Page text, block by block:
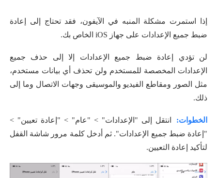
إذا استمرت مشكلة المنبه في الآيفون، فقد تحتاج إلى إعادة
ضبط جميع الإعدادات على جهاز iOS الخاص بك.
لن تؤدي إعادة ضبط جميع الإعدادات إلا إلى حذف جميع
الإعدادات المخصصة للمستخدم ولن تحذف أي بيانات مستخدم،
مثل الصور ومقاطع الفيديو والموسيقى وجهات الاتصال وما إلى
ذلك.
الخطوات:
انتقل إلى "الإعدادات" > "عام" > "إعادة تعيين" >
"إعادة ضبط جميع الإعدادات". ثم أدخل كلمة مرور شاشة القفل
لتأكيد إعادة التعيين.